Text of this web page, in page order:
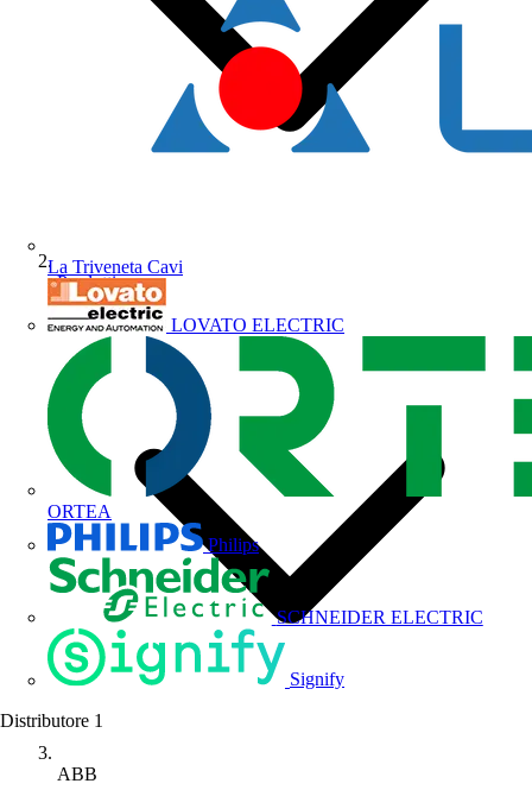
La Triveneta Cavi
LOVATO ELECTRIC
ORTEA
Philips
SCHNEIDER ELECTRIC
Signify
Distributore 1
Prodotti
ABB